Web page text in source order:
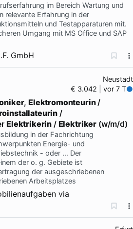
im Bereich Wartung und
relevante Erfahrung in der
und Testapparaturen mit.
Umgang mit MS Office und SAP
GmbH
Neustadt
€ 3.042 | vor 7 T
,Elektromonteurin/
/
Elektrikerin / Elektriker (w/m/d)
in der Fachrichtung
Energie- und
- oder … Der
der o. g. Gebiete ist
der ausgeschriebenen
Arbeitsplatzes
via